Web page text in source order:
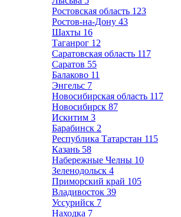
Ростовская область 123
Ростов-на-Дону 43
Шахты 16
Таганрог 12
Саратовская область 117
Саратов 55
Балаково 11
Энгельс 7
Новосибирская область 117
Новосибирск 87
Искитим 3
Барабинск 2
Республика Татарстан 115
Казань 58
Набережные Челны 10
Зеленодольск 4
Приморский край 105
Владивосток 39
Уссурийск 7
Находка 7